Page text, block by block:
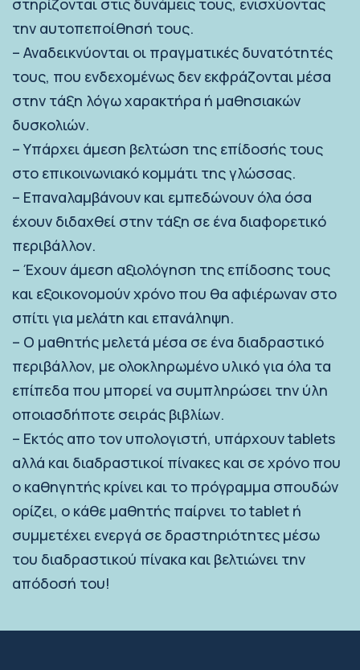
την αυτοπεποίθησή τους.
– Αναδεικνύονται οι πραγματικές δυνατότητές
τους, που ενδεχομένως δεν εκφράζονται μέσα
στην τάξη λόγω χαρακτήρα ή μαθησιακών
δυσκολιών.
– Υπάρχει άμεση βελτώση της επίδοσής τους
στο επικοινωνιακό κομμάτι της γλώσσας.
– Επαναλαμβάνουν και εμπεδώνουν όλα όσα
έχουν διδαχθεί στην τάξη σε ένα διαφορετικό
περιβάλλον.
– Έχουν άμεση αξιολόγηση της επίδοσης τους
και εξοικονομούν χρόνο που θα αφιέρωναν στο
σπίτι για μελάτη και επανάληψη.
– Ο μαθητής μελετά μέσα σε ένα διαδραστικό
περιβάλλον, με ολοκληρωμένο υλικό για όλα τα
επίπεδα που μπορεί να συμπληρώσει την ύλη
οποιασδήποτε σειράς βιβλίων.
– Εκτός απο τον υπολογιστή, υπάρχουν tablets
αλλά και διαδραστικοί πίνακες και σε χρόνο που
ο καθηγητής κρίνει και το πρόγραμμα σπουδών
ορίζει, ο κάθε μαθητής παίρνει το tablet ή
συμμετέχει ενεργά σε δραστηριότητες μέσω
του διαδραστικού πίνακα και βελτιώνει την
απόδοσή του!